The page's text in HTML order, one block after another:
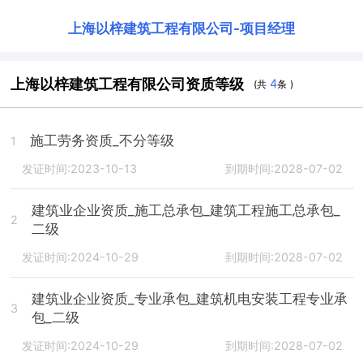
上海以梓建筑工程有限公司 -项目经理
上海以梓建筑工程有限公司资质等级 (共4条 )
1 施工劳务资质_不分等级
发证时间:2023-10-13 到期时间:2028-07-02
2
建筑业企业资质_施工总承包_建筑工程施工总承包_
二级
发证时间:2024-10-29 到期时间:2028-07-02
3
建筑业企业资质_专业承包_建筑机电安装工程专业承
包_二级
发证时间:2024-10-29 到期时间:2028-07-02